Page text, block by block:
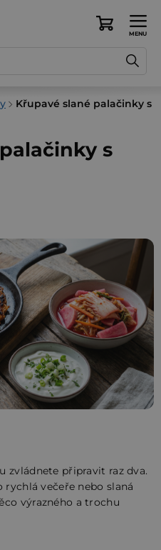
Nákupní
Křupavé slané palačinky s
s
zvládnete připravit raz dva.
rychlá večeře nebo slaná
výrazného a trochu